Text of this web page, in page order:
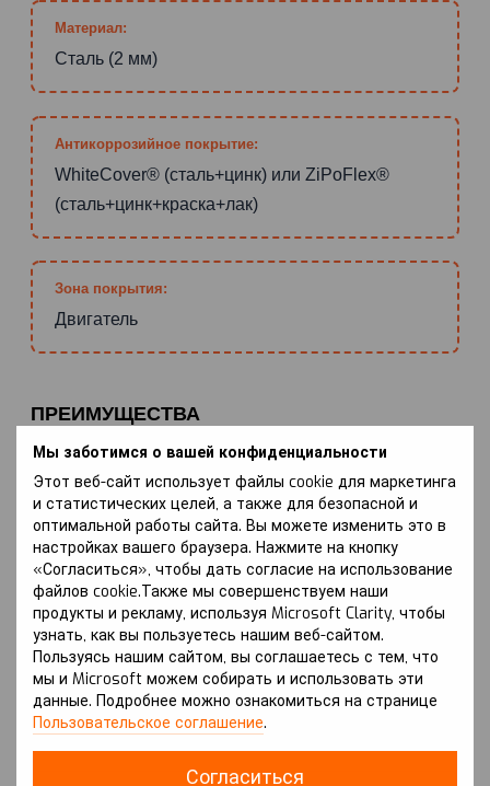
Мы заботимся о вашей конфиденциальности
Этот веб-сайт использует файлы cookie для маркетинга
и статистических целей, а также для безопасной и
оптимальной работы сайта. Вы можете изменить это в
настройках вашего браузера. Нажмите на кнопку
«Согласиться», чтобы дать согласие на использование
файлов cookie.Также мы совершенствуем наши
продукты и рекламу, используя Microsoft Clarity, чтобы
узнать, как вы пользуетесь нашим веб-сайтом.
Пользуясь нашим сайтом, вы соглашаетесь с тем, что
мы и Microsoft можем собирать и использовать эти
данные. Подробнее можно ознакомиться на странице
Пользовательское соглашение.
Согласиться
Материал:
Сталь (2 мм)
Антикоррозийное покрытие:
WhiteCover® (сталь+цинк) или ZiPoFlex®
(сталь+цинк+краска+лак)
Зона покрытия:
Двигатель
ПРЕИМУЩЕСТВА
НАДЕЖНАЯ ЗАЩИТА ДВИГАТЕЛЯ
Защита Kolchuga® эффективно оберегает двигатель от
механических повреждений, предотвращая их
негативное влияние на работу автомобиля.
ЭФФЕКТИВНАЯ АЭРОДИНАМИКА
Плоская форма защиты улучшает аэродинамические
характеристики автомобиля, что может положительно
сказаться на расходе топлива.